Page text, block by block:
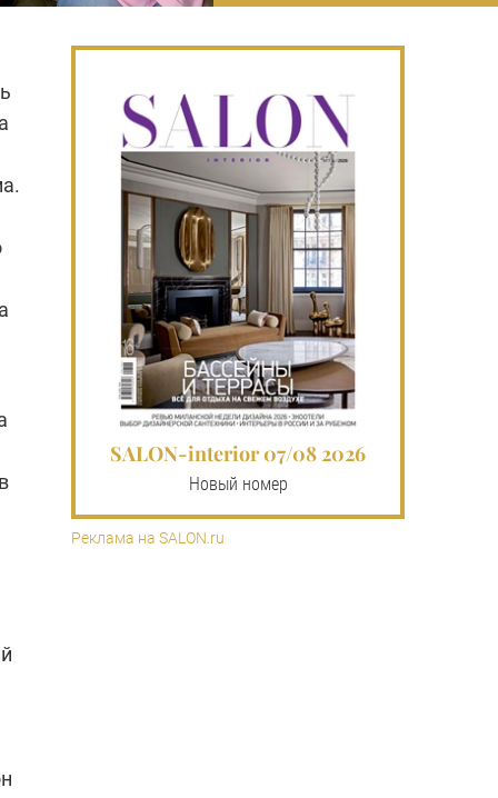
SALON-interior 07/08 2026
Новый номер
Реклама на SALON.ru